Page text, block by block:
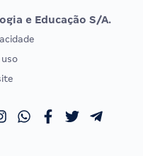
DE ORDEM
OAB
e Educação S/A.